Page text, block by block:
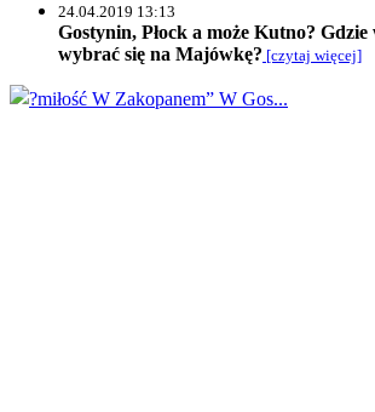
24.04.2019 13:13
Gostynin, Płock a może Kutno?
wybrać się na Majówkę? [czytaj więcej]